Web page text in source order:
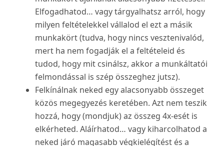
Elfogadhatod… vagy tárgyalhatsz arról, hogy
milyen feltételekkel vállalod el ezt a másik
munkakört (tudva, hogy nincs vesztenivalód,
mert ha nem fogadják el a feltételeid és
tudod, hogy mit csinálsz, akkor a munkáltatói
felmondással is szép összeghez jutsz).
Felkínálnak neked egy alacsonyabb összeget
közös megegyezés keretében. Azt nem teszik
hozzá, hogy (mondjuk) az összeg 4x-esét is
elkérheted. Aláírhatod… vagy kiharcolhatod a
neked járó magasabb végkielégítést és a